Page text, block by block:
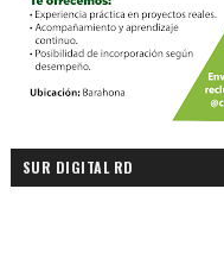
SUR DIGITAL RD